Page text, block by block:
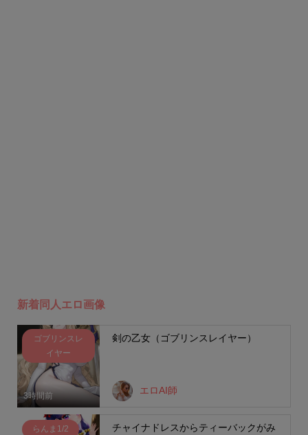
新着同人エロ画像
3時間前
ゴブリンスレ
イヤー
剣の乙女（ゴブリンスレイヤー）
エロAI師
らんま1/2
チャイナドレスからティーバックがみ